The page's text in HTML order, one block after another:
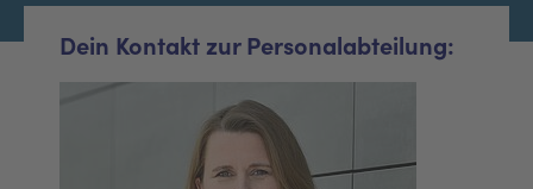
Dein Kontakt zur Personalabteilung: